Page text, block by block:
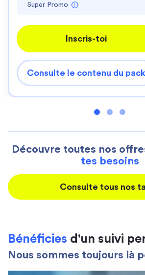
Super Promo
Inscris-toi
Consulte le contenu du pack
Découvre toutes nos
tes besoins
Consulte tous nos
Bénéficies d'un suivi
Nous sommes toujours là